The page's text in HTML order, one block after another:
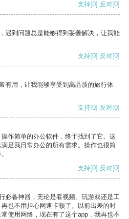
支持[0] 反对[0]
遇到问题总是能够得到妥善解决，让我能
支持[0] 反对[0]
有用，让我能够享受到高品质的旅行体
支持[0] 反对[0]
作简单的办公软件，终于找到了它。这
足我日常办公的所有需求。操作也很简
支持[0] 反对[0]
必备神器，无论是看视频、玩游戏还是工
也不用担心网速卡顿了。以前出差的时
使用网络，现在有了这个app，我再也不